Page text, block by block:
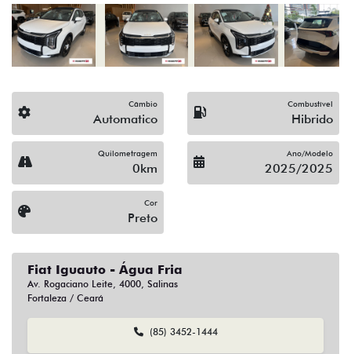
Câmbio
Automatico
Combustível
Hibrido
Quilometragem
0km
Ano/Modelo
2025/2025
Cor
Preto
Fiat Iguauto - Água Fria
Av. Rogaciano Leite, 4000, Salinas
Fortaleza / Ceará
(85) 3452-1444